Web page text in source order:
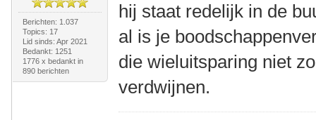
Berichten: 1.037
Topics: 17
Lid sinds: Apr 2021
Bedankt: 1251
1776 x bedankt in
890 berichten
hij staat redelijk in de
al is je
die wieluitsparing niet
verdwijnen.